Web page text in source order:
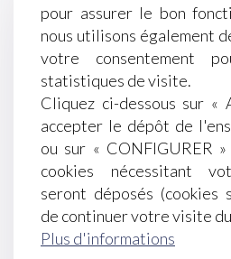
Adoption simple d'une
de visée exclusivement
Une société absorbante
pour pratique
l'absorbée
Divorce, amende,
va changer avec la
Contrat de travail,
salariés y voient-ils clair?
Le divorce par
France Inter
pour assurer le bon
nous utilisons également
votre consentement
statistiques de visite.
Cliquez ci-dessous sur «
accepter le dépôt de
ou sur « CONFIGURER
cookies nécessitant
seront déposés (cookies
de continuer votre visite
Plus d'informations